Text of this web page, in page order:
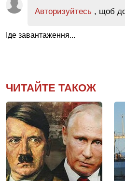
Авторизуйтесь , щоб
Іде завантаження...
ЧИТАЙТЕ ТАКОЖ